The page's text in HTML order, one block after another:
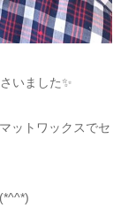
いました✨
ットワックスでセ